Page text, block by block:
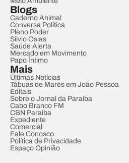
Blogs
Caderno Animal
Conversa Política
Pleno Poder
Sílvio Osias
Saúde Alerta
Mercado em Movimento
Papo Íntimo
Mais
Últimas Notícias
Tábuas de Marés em João Pessoa
Editais
Sobre o Jornal da Paraíba
Cabo Branco FM
CBN Paraíba
Expediente
Comercial
Fale Conosco
Política de Privacidade
Espaço Opinião